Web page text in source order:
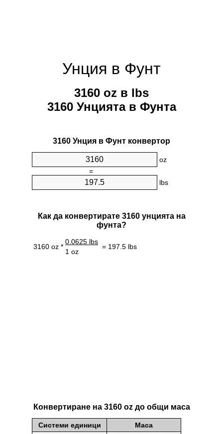
Унция в Фунт
3160 oz в lbs
3160 Унцията в Фунтa
3160 Унция в Фунт конвертор
oz
=
lbs
Как да конвертирате 3160 унцията на
фунтa?
3160 oz *
0.0625 lbs
= 197.5 lbs
1 oz
Конвертиране на 3160 oz до общи маса
Системи единици Маса